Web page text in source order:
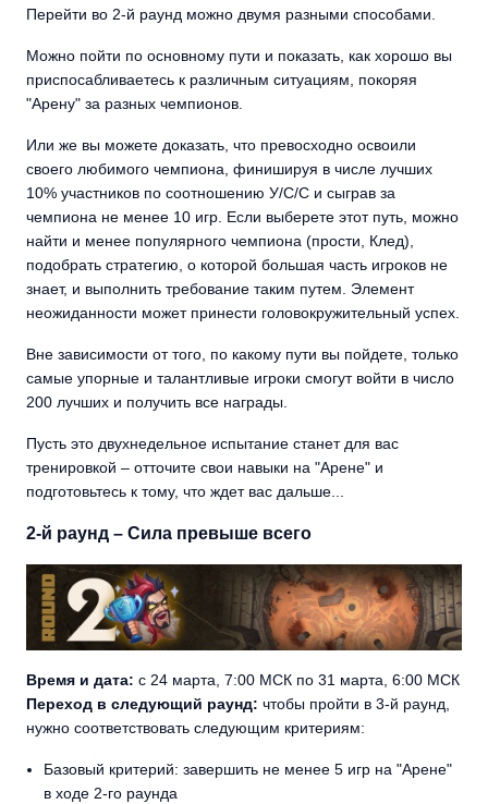
Перейти во 2-й раунд можно двумя разными способами.
Можно пойти по основному пути и показать, как хорошо вы
приспосабливаетесь к различным ситуациям, покоряя
"Арену" за разных чемпионов.
Или же вы можете доказать, что превосходно освоили
своего любимого чемпиона, финишируя в числе лучших
10% участников по соотношению У/С/С и сыграв за
чемпиона не менее 10 игр. Если выберете этот путь, можно
найти и менее популярного чемпиона (прости, Клед),
подобрать стратегию, о которой большая часть игроков не
знает, и выполнить требование таким путем. Элемент
неожиданности может принести головокружительный успех.
Вне зависимости от того, по какому пути вы пойдете, только
самые упорные и талантливые игроки смогут войти в число
200 лучших и получить все награды.
Пусть это двухнедельное испытание станет для вас
тренировкой – отточите свои навыки на "Арене" и
подготовьтесь к тому, что ждет вас дальше...
2-й раунд – Сила превыше всего
Время и дата: с 24 марта, 7:00 МСК по 31 марта, 6:00 МСК
Переход в следующий раунд: чтобы пройти в 3-й раунд,
нужно соответствовать следующим критериям:
Базовый критерий: завершить не менее 5 игр на "Арене"
в ходе 2-го раунда